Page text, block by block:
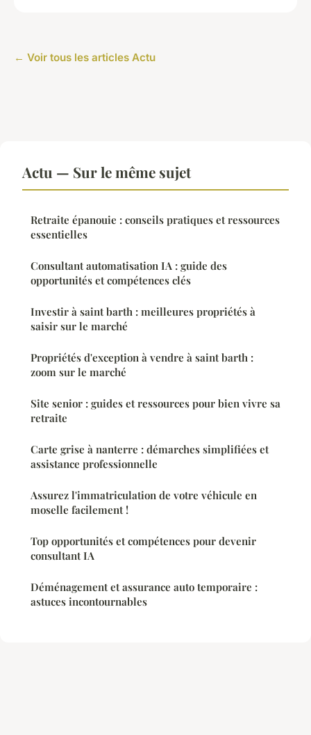
← Voir tous les articles Actu
Actu — Sur le même sujet
Retraite épanouie : conseils pratiques et ressources
essentielles
Consultant automatisation IA : guide des
opportunités et compétences clés
Investir à saint barth : meilleures propriétés à
saisir sur le marché
Propriétés d'exception à vendre à saint barth :
zoom sur le marché
Site senior : guides et ressources pour bien vivre sa
retraite
Carte grise à nanterre : démarches simplifiées et
assistance professionnelle
Assurez l'immatriculation de votre véhicule en
moselle facilement !
Top opportunités et compétences pour devenir
consultant IA
Déménagement et assurance auto temporaire :
astuces incontournables